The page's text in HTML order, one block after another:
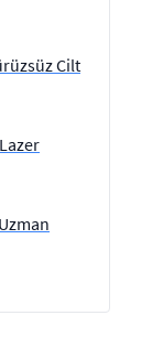
Cilt